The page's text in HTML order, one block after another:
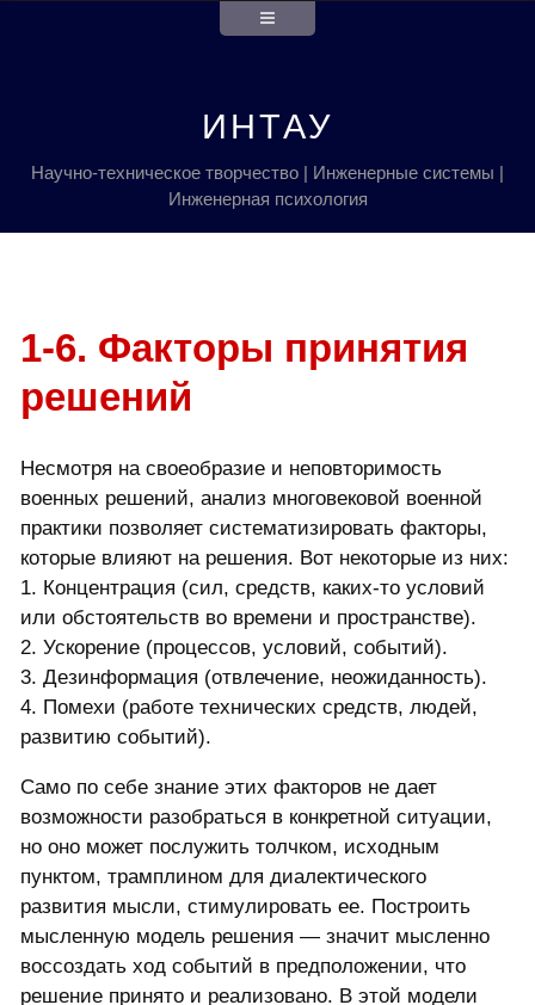
ИНТАУ
Научно-техническое творчество | Инженерные системы |
Инженерная психология
1-6. Факторы принятия
решений
Несмотря на своеобразие и неповторимость
военных решений, анализ многовековой военной
практики позволяет систематизировать факторы,
которые влияют на решения. Вот некоторые из них:
1. Концентрация (сил, средств, каких-то условий
или обстоятельств во времени и пространстве).
2. Ускорение (процессов, условий, событий).
3. Дезинформация (отвлечение, неожиданность).
4. Помехи (работе технических средств, людей,
развитию событий).
Само по себе знание этих факторов не дает
возможности разобраться в конкретной ситуации,
но оно может послужить толчком, исходным
пунктом, трамплином для диалектического
развития мысли, стимулировать ее. Построить
мысленную модель решения — значит мысленно
воссоздать ход событий в предположении, что
решение принято и реализовано. В этой модели